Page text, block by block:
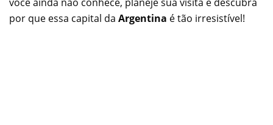
por que essa capital da Argentina é tão irresistível!